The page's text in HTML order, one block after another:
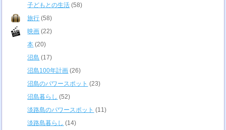
子どもとの生活 (58)
旅行 (58)
映画 (22)
本 (20)
沼島 (17)
沼島100年計画 (26)
沼島のパワースポット (23)
沼島暮らし (52)
淡路島のパワースポット (11)
淡路島暮らし (14)